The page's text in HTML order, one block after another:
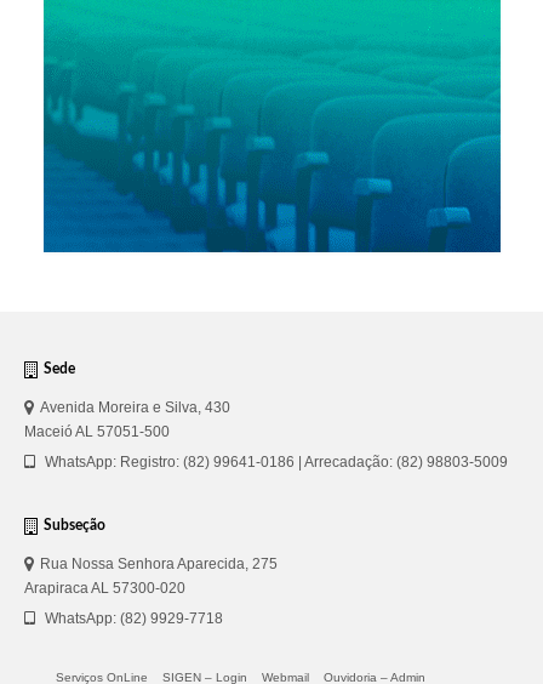
Sede
Avenida Moreira e Silva, 430
Maceió AL 57051-500
WhatsApp: Registro: (82) 99641-0186 | Arrecadação: (82) 98803-5009
Subseção
Rua Nossa Senhora Aparecida, 275
Arapiraca AL 57300-020
WhatsApp: (82) 9929-7718
Serviços OnLine SIGEN – Login Webmail Ouvidoria – Admin